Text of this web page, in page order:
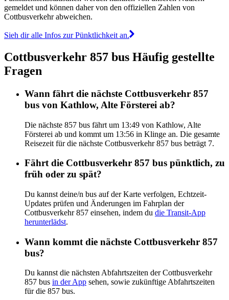
gemeldet und können daher von den offiziellen Zahlen von
Cottbusverkehr abweichen.
Sieh dir alle Infos zur Pünktlichkeit an.
Cottbusverkehr 857 bus Häufig gestellte
Fragen
Wann fährt die nächste Cottbusverkehr 857
bus von Kathlow, Alte Försterei ab?
Die nächste 857 bus fährt um 13:49 von Kathlow, Alte
Försterei ab und kommt um 13:56 in Klinge an. Die gesamte
Reisezeit für die nächste Cottbusverkehr 857 bus beträgt 7.
Fährt die Cottbusverkehr 857 bus pünktlich, zu
früh oder zu spät?
Du kannst deine/n bus auf der Karte verfolgen, Echtzeit-
Updates prüfen und Änderungen im Fahrplan der
Cottbusverkehr 857 einsehen, indem du die Transit-App
herunterlädst.
Wann kommt die nächste Cottbusverkehr 857
bus?
Du kannst die nächsten Abfahrtszeiten der Cottbusverkehr
857 bus in der App sehen, sowie zukünftige Abfahrtszeiten
für die 857 bus.